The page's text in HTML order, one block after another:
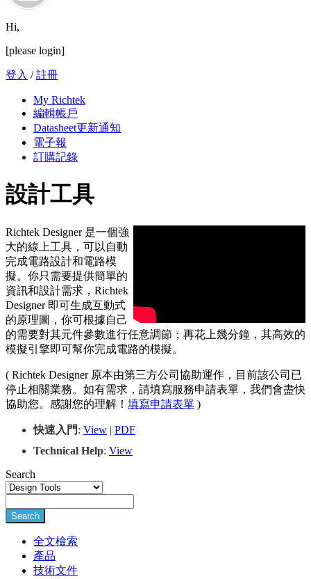
Hi,
[please login]
登入 /註冊
My Richtek
編輯帳戶
Datasheet更新通知
電子報
訂購記錄
設計工具
Richtek Designer 是一個強
大的線上工具，可以自動
完成電路設計和電路模
擬。你只需要提供簡單的
資訊和設計需求，Richtek
Designer 即可生成互動式
的原理圖，你可根據自己
的需要對其元件參數進行任意調節；再花上幾分鐘，其高效的
模擬引擎即可幫你完成電路的模擬。
( Richtek Designer 原本由第三方公司協助運作，目前該公司已
停止相關業務。如有需求，請填寫服務申請表單，我們會盡快
協助您。感謝您的理解！ 填寫申請表單 )
快速入門: View | PDF
Technical Help: View
Search
Search
全文檢索
產品
技術文件